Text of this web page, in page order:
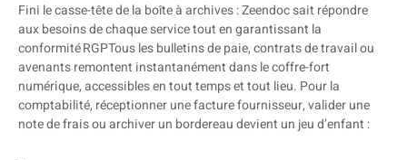
Fini le casse-tête de la boîte à archives : Zeendoc sait répondre
aux besoins de chaque service tout en garantissant la
conformité RGPTous les bulletins de paie, contrats de travail ou
avenants remontent instantanément dans le coffre-fort
numérique, accessibles en tout temps et tout lieu. Pour la
comptabilité, réceptionner une facture fournisseur, valider une
note de frais ou archiver un bordereau devient un jeu d’enfant :